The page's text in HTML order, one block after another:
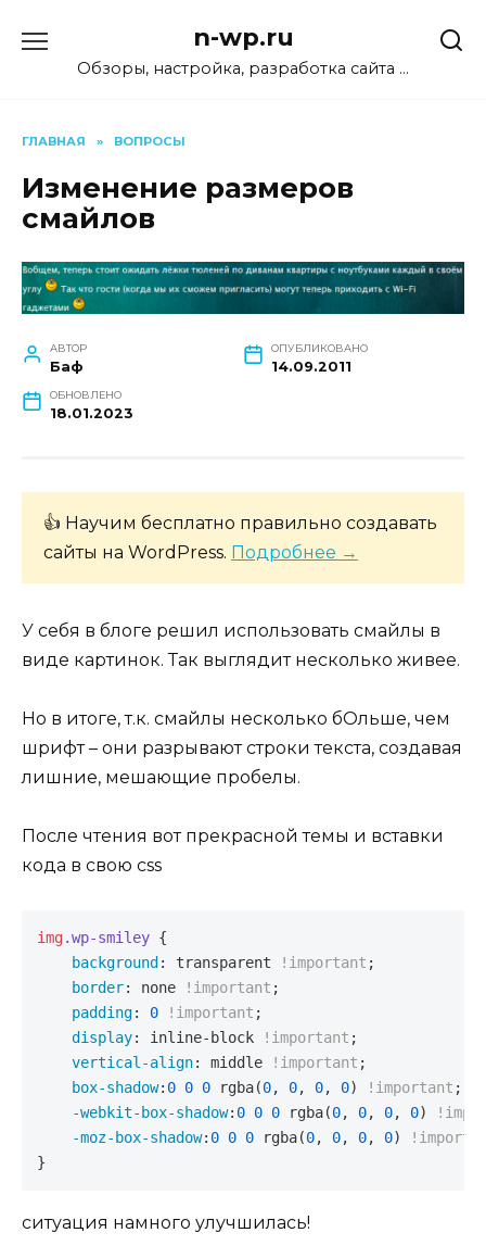
содержанию
n-wp.ru
Обзоры, настройка, разработка сайта …
ГЛАВНАЯ » ВОПРОСЫ
Изменение размеров
смайлов
АВТОР
Баф
ОПУБЛИКОВАНО
14.09.2011
ОБНОВЛЕНО
18.01.2023
👍 Научим бесплатно правильно создавать
сайты на WordPress. Подробнее →
У себя в блоге решил использовать смайлы в
виде картинок. Так выглядит несколько живее.
Но в итоге, т.к. смайлы несколько бОльше, чем
шрифт – они разрывают строки текста, создавая
лишние, мешающие пробелы.
После чтения вот прекрасной темы и вставки
кода в свою css
img.wp-smiley {
background: transparent !important ;
border: none !important ;
padding: 0 !important ;
display: inline-block !important ;
vertical-align: middle !important ;
box-shadow: 0 0 0 rgba(0, 0, 0, 0) !important ;
-webkit-box-shadow: 0 0 0 rgba(0, 0, 0, 0)
-moz-box-shadow: 0 0 0 rgba(0, 0, 0, 0)
}
ситуация намного улучшилась!